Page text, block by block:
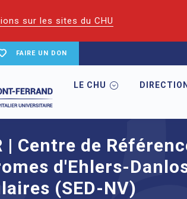
sur les sites du CHU
FAIRE UN DON
LE CHU
rares CRMR | Centre de Référence
| Centre de
d'Ehlers-
(SED-NV)